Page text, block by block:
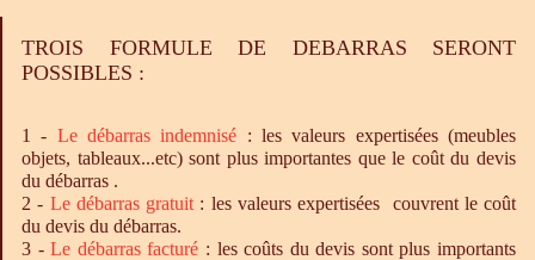
TROIS FORMULE DE DEBARRAS SERONT
POSSIBLES :
1 - Ledébarras indemnisé : les valeurs expertisées (meubles
objets, tableaux...etc) sont plus importantes que le coût du devis
du débarras .
2 - Le débarrasgratuit : les valeurs expertisées couvrent le coût
du devis du débarras.
3 -Le débarrasfacturé : les coûts du devis sont plus importants